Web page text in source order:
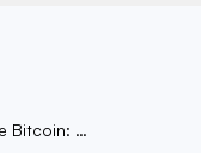
El Cambio Verde De Bitcoin: ¿Puede Cambiar La Percepción?